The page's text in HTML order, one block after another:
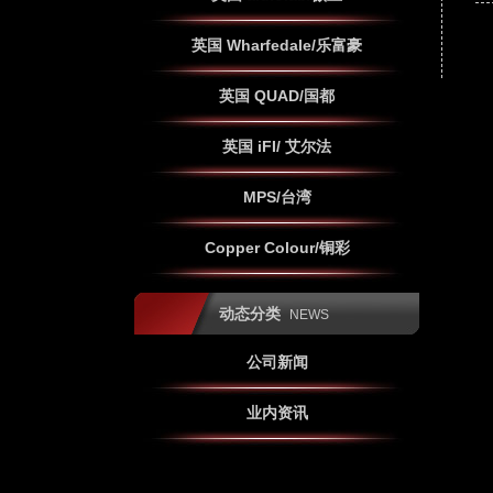
英国 Wharfedale/乐富豪
英国 QUAD/国都
英国 iFI/ 艾尔法
MPS/台湾
Copper Colour/铜彩
动态分类 NEWS
公司新闻
业内资讯